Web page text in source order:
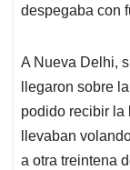
despegaba con
A Nueva Delhi,
llegaron sobre
podido recibir la
llevaban
a otra treintena